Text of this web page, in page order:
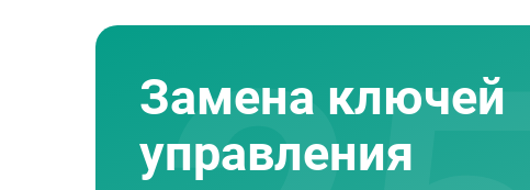
Замена ключей
управления